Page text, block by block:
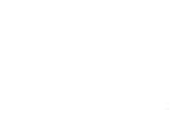
fase.